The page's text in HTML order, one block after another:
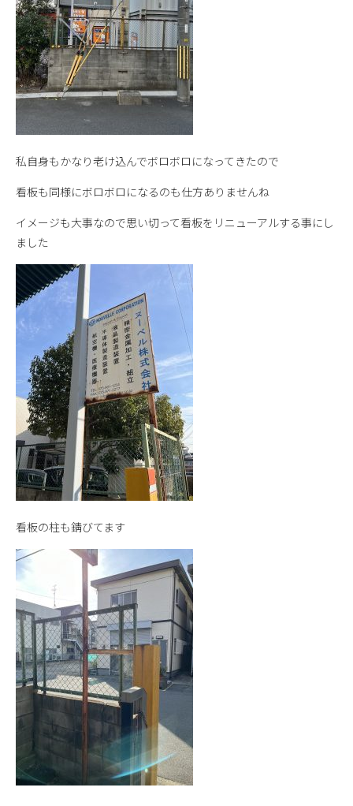
私自身もかなり老け込んでボロボロになってきたので
看板も同様にボロボロになるのも仕方ありませんね
イメージも大事なので思い切って看板をリニューアルする事にし
ました
看板の柱も錆びてます